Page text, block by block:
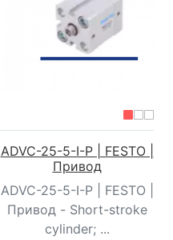
ADVC-25-5-I-P | FESTO |
Привод
ADVC-25-5-I-P | FESTO |
Привод - Short-stroke
cylinder; ...